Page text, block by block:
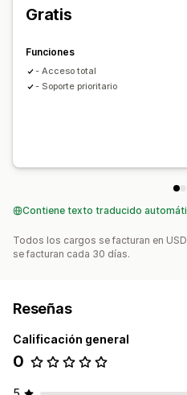
Gratis
Funciones
- Acceso total
- Soporte prioritario
Contiene texto traducido
Todos los cargos se facturan en
se facturan cada 30 días.
Reseñas
Calificación general
0